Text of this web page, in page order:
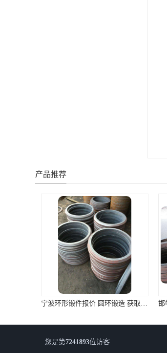
产品推荐
宁波环形锻件报价 圆环锻造 获取报价在这里
您是第7241893位访客